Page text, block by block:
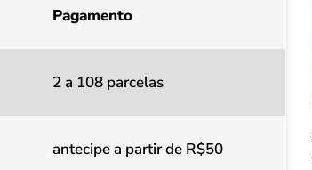
Pagamento
2 a 108 parcelas
antecipe a partir de R$50